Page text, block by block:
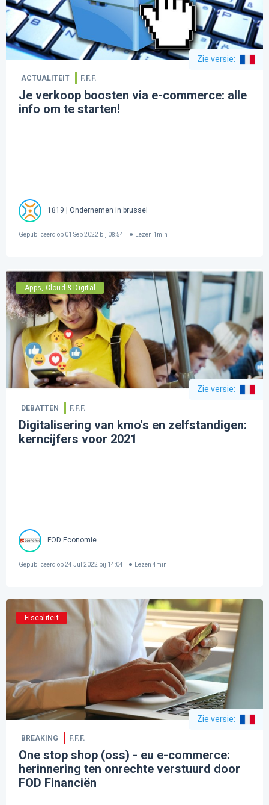
Zie versie:
ACTUALITEIT F.F.F.
Je verkoop boosten via e-commerce: alle
info om te starten!
1819 | Ondernemen in brussel
Gepubliceerd op 01 Sep 2022 bij 08:54 Lezen 1 min
Apps, Cloud & Digital
Zie versie:
DEBATTEN F.F.F.
Digitalisering van kmo's en zelfstandigen:
kerncijfers voor 2021
FOD Economie
Gepubliceerd op24 Jul 2022 bij 14:04 Lezen 4min
Fiscaliteit
Zie versie:
BREAKING F.F.F.
One stop shop (oss) - eu e-commerce:
herinnering ten onrechte verstuurd door
FOD Financiën